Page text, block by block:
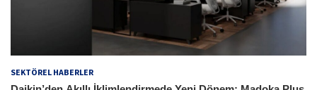
SEKTÖREL HABERLER